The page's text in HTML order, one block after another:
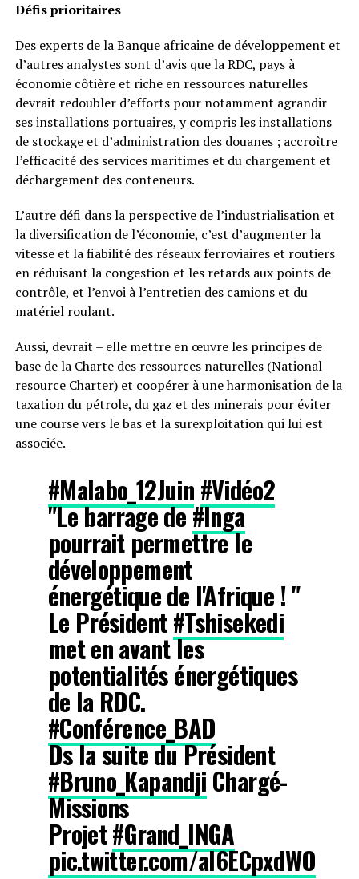
Défis prioritaires
Des experts de la Banque africaine de développement et
d’autres analystes sont d’avis que la RDC, pays à
économie côtière et riche en ressources naturelles
devrait redoubler d’efforts pour notamment agrandir
ses installations portuaires, y compris les installations
de stockage et d’administration des douanes ; accroître
l’efficacité des services maritimes et du chargement et
déchargement des conteneurs.
L’autre défi dans la perspective de l’industrialisation et
la diversification de l’économie, c’est d’augmenter la
vitesse et la fiabilité des réseaux ferroviaires et routiers
en réduisant la congestion et les retards aux points de
contrôle, et l’envoi à l’entretien des camions et du
matériel roulant.
Aussi, devrait – elle mettre en œuvre les principes de
base de la Charte des ressources naturelles (National
resource Charter) et coopérer à une harmonisation de la
taxation du pétrole, du gaz et des minerais pour éviter
une course vers le bas et la surexploitation qui lui est
associée.
#Malabo_12Juin #Vidéo2
"Le barrage de#Inga
pourrait permettre le
développement
énergétique de l'Afrique ! "
Le Président#Tshisekedi
met en avant les
potentialités énergétiques
de la RDC.
#Conférence_BAD
Ds la suite du Président
#Bruno_Kapandji Chargé-
Missions
Projet#Grand_INGA
pic.twitter.com/aI6ECpxdWO